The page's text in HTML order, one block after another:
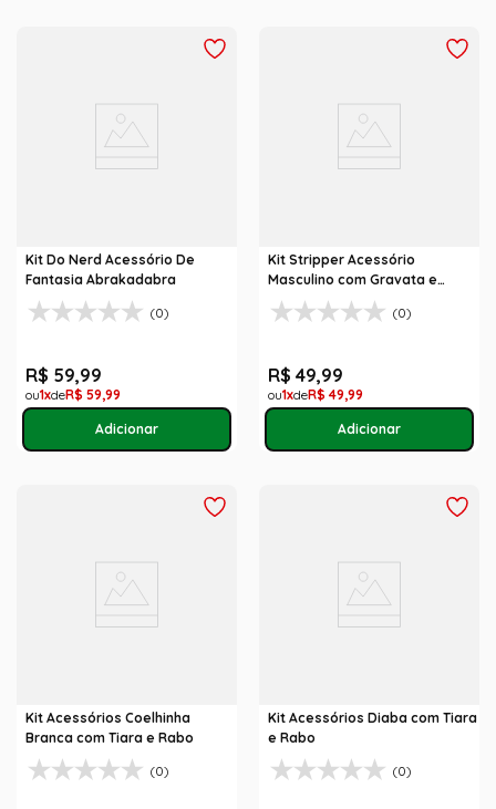
Kit Do Nerd Acessório De
Fantasia Abrakadabra
(0)
R$ 59,99
1 R$ 59,99
Kit Stripper Acessório
Masculino com Gravata e
Punhos Brancos
(0)
R$ 49,99
1 R$ 49,99
Kit Acessórios Coelhinha
Branca com Tiara e Rabo
(0)
Kit Acessórios Diaba com Tiara
e Rabo
(0)